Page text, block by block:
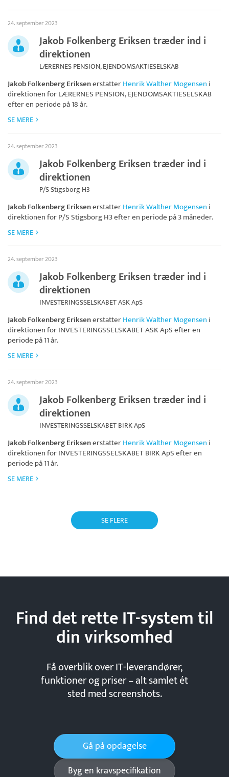
24. september 2023
Jakob Folkenberg Eriksen træder ind i
direktionen
LÆRERNES PENSION, EJENDOMSAKTIESELSKAB
Jakob Folkenberg EriksenerstatterHenrik Walther Mogensen i
direktionen forLÆRERNES PENSION, EJENDOMSAKTIESELSKAB
efter en periode på 18 år.
SE MERE
24. september 2023
Jakob Folkenberg Eriksen træder ind i
direktionen
P/S Stigsborg H3
Jakob Folkenberg EriksenerstatterHenrik Walther Mogensen i
direktionen forP/S Stigsborg H3efter en periode på 3 måneder.
SE MERE
24. september 2023
Jakob Folkenberg Eriksen træder ind i
direktionen
INVESTERINGSSELSKABET ASK ApS
Jakob Folkenberg EriksenerstatterHenrik Walther Mogensen i
direktionen forINVESTERINGSSELSKABET ASK ApSefter en
periode på 11 år.
SE MERE
24. september 2023
Jakob Folkenberg Eriksen træder ind i
direktionen
INVESTERINGSSELSKABET BIRK ApS
Jakob Folkenberg EriksenerstatterHenrik Walther Mogensen i
direktionen forINVESTERINGSSELSKABET BIRK ApSefter en
periode på 11 år.
SE MERE
SE FLERE
Find det rette IT-system til
dinvirksomhed
Få overblik over IT-leverandører,
funktioner og priser – alt samlet ét
sted med screenshots.
Gå på opdagelse
Byg en kravspecifikation